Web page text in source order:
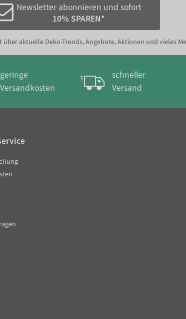
Newsletter abonnieren und sofort
10% SPAREN*
aktuelle Deko-Trends, Angebote, Aktionen und vieles
geringe
Versandkosten
schneller
Versand